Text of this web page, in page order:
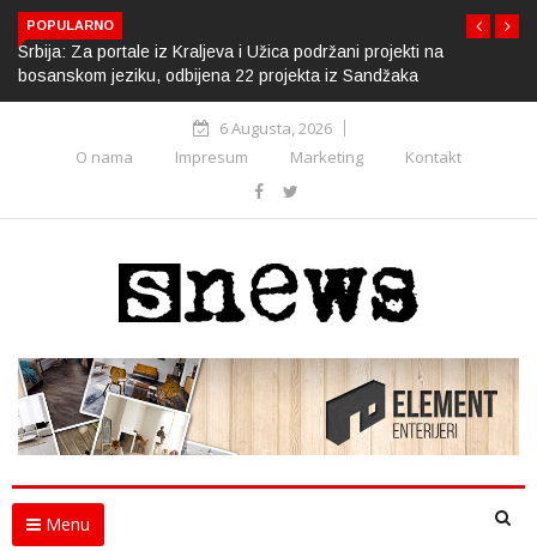
POPULARNO
Srbija: Za portale iz Kraljeva i Užica podržani projekti na
bosanskom jeziku, odbijena 22 projekta iz Sandžaka
6 Augusta, 2026
O nama
Impresum Marketing Kontakt
Menu